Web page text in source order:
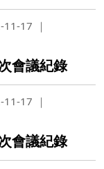
11-17
會議紀錄
11-17
會議紀錄